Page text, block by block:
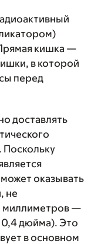
кишка —
в которой
перед
доставлять
Поскольку
оказывать
не
миллиметров —
дюйма). Это
в основном